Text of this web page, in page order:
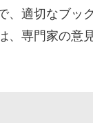
、適切なブッ
、専門家の意